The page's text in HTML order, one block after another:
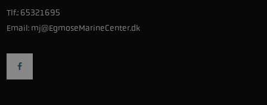
Tlf.: 65321695
Email: mj@EgmoseMarineCenter.dk